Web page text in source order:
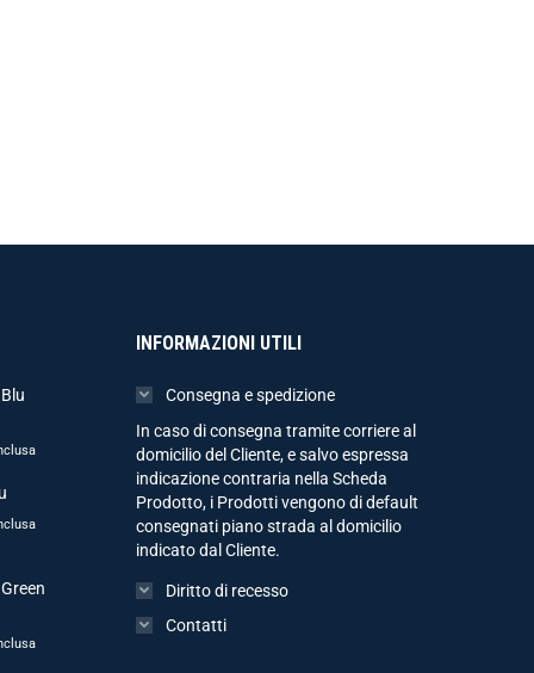
INFORMAZIONI UTILI
Consegna e spedizione
In caso di consegna tramite corriere al
domicilio del Cliente, e salvo espressa
indicazione contraria nella Scheda
Prodotto, i Prodotti vengono di default
consegnati piano strada al domicilio
indicato dal Cliente.
Diritto di recesso
Contatti